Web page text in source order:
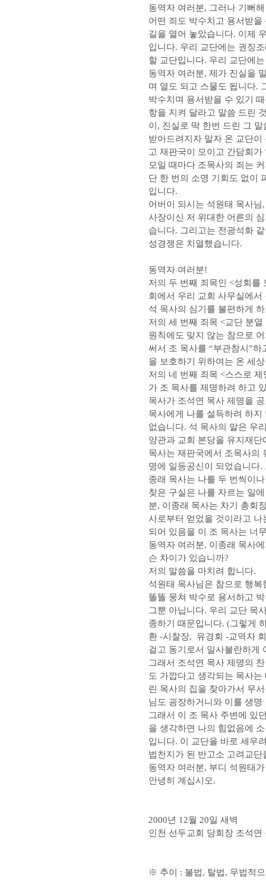
동역자 여러분, 그러나 기뻐
어떤 죄도 박수치고 용서받
길을 열어 놓았습니다. 이제
입니다. 우리 교단에는 권징
할 교단입니다. 우리 교단에
동역자 여러분, 제가 진실을
며 열도 되고 스물도 됩니다.
박수치며 용서받을 수 있기
항을 지켜 달라고 말씀 드린
이, 진실로 딱 한번 드린 그
받아드려지자 말자 온 교단
고 재판국이 모이고 간담회
모일 때마다 조목사의 죄는
단 한 번의 소명 기회도 없이
입니다.
어버이 되시는 석원태 목사
사장이신 저 위대한 어른의
습니다. 그리고는 전광석화
성경쟁은 치열했습니다.
동역자 여러분!
저의 두 번째 죄목인 <성회를
회에서 우리 교회 사무실에
석 목사의 심기를 불편하게
저의 세 번째 죄목 <교단 분
원칙에도 맞지 않는 참으로
써서 조 목사를 “부관참시”
을 보호하기 위하여는 온 세
저의 네 번째 죄목 <스스로
가 조 목사를 제명하려 하고
목사가 조석연 목사 제명을
목사에게 나를 설득하려 하
없습니다. 석 목사의 말은 우
양관과 교회 본당을 유지재
목사는 재판국에서 조목사의
명에 일등공신이 되었습니다
종래 목사는 나를 두 번씩이
찾은 구실은 나를 자르는 일
분, 이종래 목사는 차기 총회
사로부터 얻었을 것이라고
되어 있음을 이 조 목사는 너
동역자 여러분, 이종래 목사
슨 차이가 있습니까?
저의 말씀을 마치려 합니다.
석원태 목사님은 참으로 행
똘똘 뭉쳐 박수로 용서하고
그뿐 아닙니다. 우리 교단 목
종하기 때문입니다. (그렇게
환 -시찰장, 유경회 -교역자
걸고 동기로서 일사불란하게
그래서 조석연 목사 제명의
도 가깝다고 생각되는 목사
린 목사의 집을 찾아가서 무
님도 굉장하거니와 이를 생
그래서 이 조 목사 주변에 있
을 생각하면 나의 힘없음에
입니다. 이 교단을 바로 세우
법천지가 된 반고소 고려교
동역자 여러분, 부디 석원태
안녕히 계십시오.
2000년 12월 20일 새벽
인천 선두교회 당회장 조석연
※ 추이 : 불법, 탈법, 무법적